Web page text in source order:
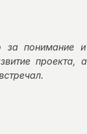
за
проекта,